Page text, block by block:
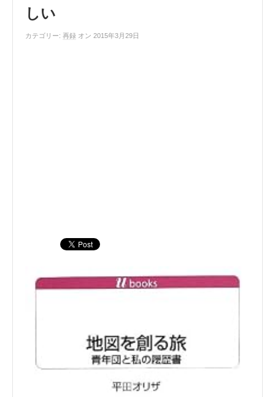
しい
カテゴリー: 再録 オン 2015年3月29日